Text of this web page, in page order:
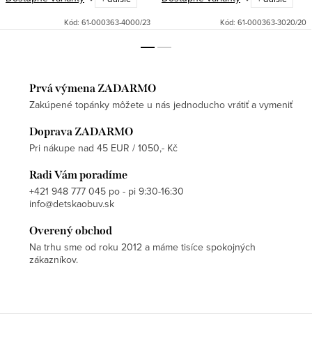
Kód: 61-000363-4000/23 Kód: 61-000363-3020/20
Prvá výmena ZADARMO
Zakúpené topánky môžete u nás jednoducho vrátiť a vymeniť
Doprava ZADARMO
Pri nákupe nad 45 EUR / 1050,- Kč
Radi Vám poradíme
+421 948 777 045 po - pi 9:30-16:30
info@detskaobuv.sk
Overený obchod
Na trhu sme od roku 2012 a máme tisíce spokojných
zákazníkov.